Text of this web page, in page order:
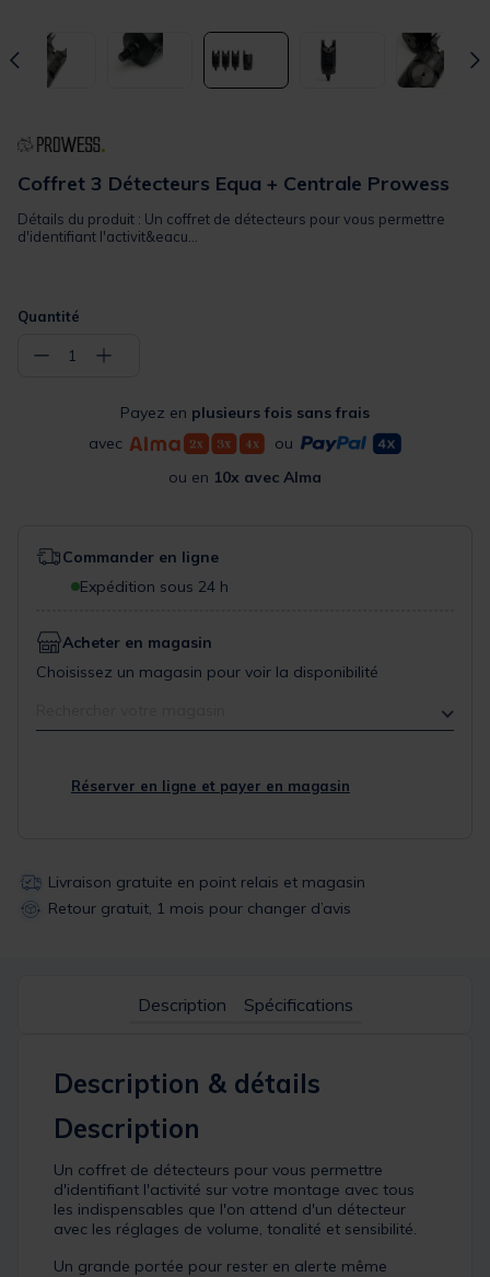
Coffret 3 Détecteurs Equa + Centrale Prowess
Détails du produit : Un coffret de détecteurs pour vous permettre
d'identifiant l'activit&eacu...
Quantité
− 1 +
Payez en plusieurs fois sans frais
avec
ou
ou en 10x avec Alma
Commander en ligne
Expédition sous 24 h
Acheter en magasin
Choisissez un magasin pour voir la disponibilité
Réserver en ligne et payer en magasin
Livraison gratuite en point relais et magasin
Retour gratuit, 1 mois pour changer d’avis
Description Spécifications
Description & détails
Description
Un coffret de détecteurs pour vous permettre
d'identifiant l'activité sur votre montage avec tous
les indispensables que l'on attend d'un détecteur
avec les réglages de volume, tonalité et sensibilité.
Un grande portée pour rester en alerte même